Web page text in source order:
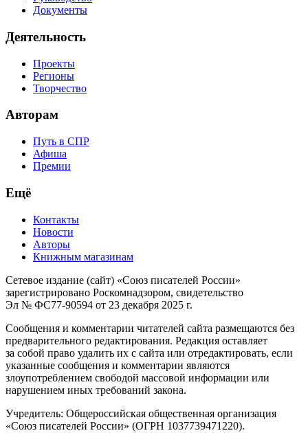
Документы
Деятельность
Проекты
Регионы
Творчество
Авторам
Путь в СПР
Афиша
Премии
Ещё
Контакты
Новости
Авторы
Книжным магазинам
Сетевое издание (сайт) «Союз писателей России»
зарегистрировано Роскомнадзором, свидетельство
Эл № ФС77-90594 от 23 декабря 2025 г.
Сообщения и комментарии читателей сайта размещаются без
предварительного редактирования. Редакция оставляет
за собой право удалить их с сайта или отредактировать, если
указанные сообщения и комментарии являются
злоупотреблением свободой массовой информации или
нарушением иных требований закона.
Учредитель: Общероссийская общественная организация
«Союз писателей России» (ОГРН 1037739471220).